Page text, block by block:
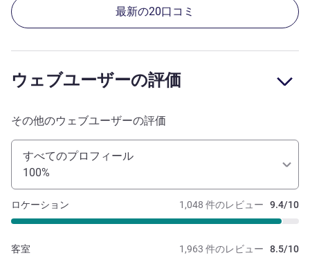
最新の20口コミ
ウェブユーザーの評価
その他のウェブユーザーの評価
すべてのプロフィール
100%
1,048 件のレビュー 9.4/10
ロケーション
1,963 件のレビュー 8.5/10
客室